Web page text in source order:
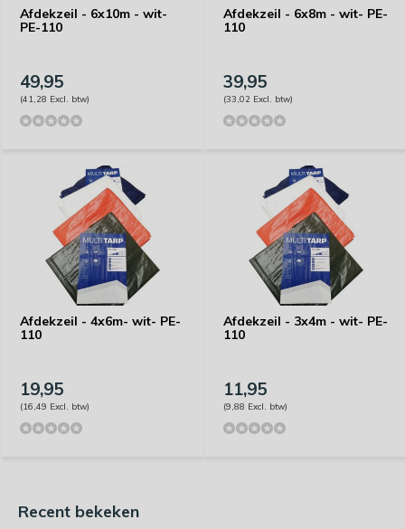
Afdekzeil - 6x10m - wit-
PE-110
49,95
(41,28 Excl. btw)
Afdekzeil - 6x8m - wit- PE-
110
39,95
(33,02 Excl. btw)
Afdekzeil - 4x6m- wit- PE-
110
19,95
(16,49 Excl. btw)
Afdekzeil - 3x4m - wit- PE-
110
11,95
(9,88 Excl. btw)
Recent bekeken